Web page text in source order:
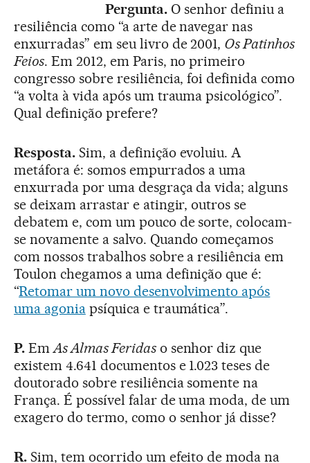
Pergunta.O senhor definiu a
resiliência como “a arte de navegar nas
enxurradas” em seu livro de 2001, Os Patinhos
Feios. Em 2012, em Paris, no primeiro
congresso sobre resiliência, foi definida como
“a volta à vida após um trauma psicológico”.
Qual definição prefere?
Resposta.Sim, a definição evoluiu. A
metáfora é: somos empurrados a uma
enxurrada por uma desgraça da vida; alguns
se deixam arrastar e atingir, outros se
debatem e, com um pouco de sorte, colocam-
se novamente a salvo. Quando começamos
com nossos trabalhos sobre a resiliência em
Toulon chegamos a uma definição que é:
“Retomar um novo desenvolvimento após
uma agoniapsíquica e traumática”.
P.EmAs Almas Feridaso senhor diz que
existem 4.641 documentos e 1.023 teses de
doutorado sobre resiliência somente na
França. É possível falar de uma moda, de um
exagero do termo, como o senhor já disse?
R.Sim, tem ocorrido um efeito de moda na